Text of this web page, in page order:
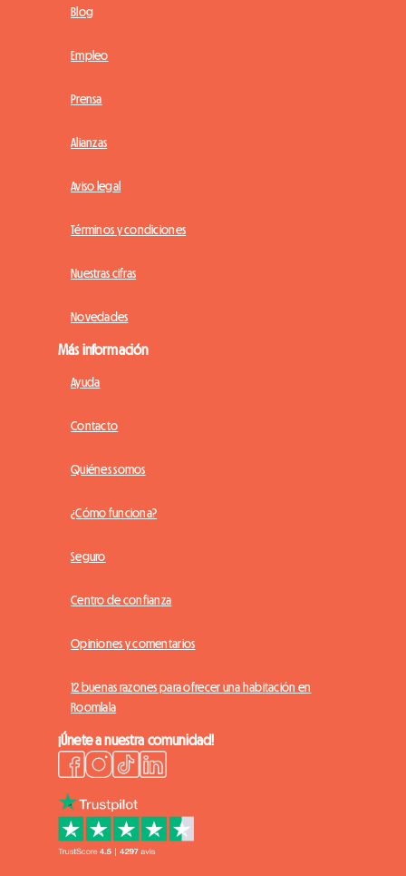
Blog
Empleo
Prensa
Alianzas
Aviso legal
Términos y condiciones
Nuestras cifras
Novedades
Más información
Ayuda
Contacto
Quiénes somos
¿Cómo funciona?
Seguro
Centro de confianza
Opiniones y comentarios
12 buenas razones para ofrecer una habitación en
Roomlala
¡Únete a nuestra comunidad!